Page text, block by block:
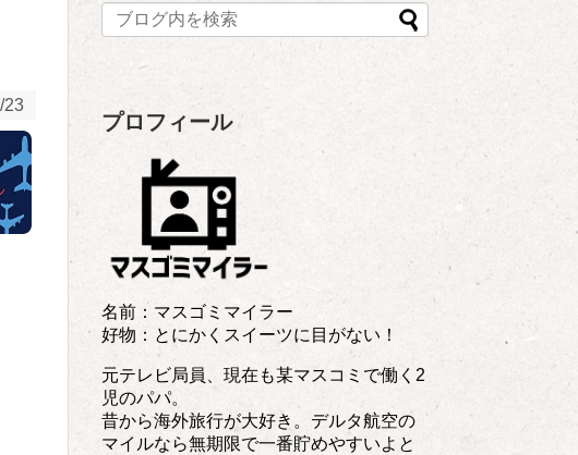
23
プロフィール
名前：マスゴミマイラー
好物：とにかくスイーツに目がない！
元テレビ局員、現在も某マスコミで働く2
児のパパ。
昔から海外旅行が大好き。デルタ航空の
マイルなら無期限で一番貯めやすいよと